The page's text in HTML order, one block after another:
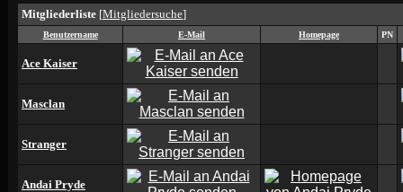
Mitgliederliste [Mitgliedersuche]
Benutzername E-Mail Homepage PN
Ace Kaiser
Masclan
Stranger
Andai Pryde